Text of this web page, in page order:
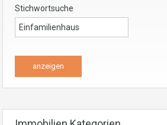
Stichwortsuche